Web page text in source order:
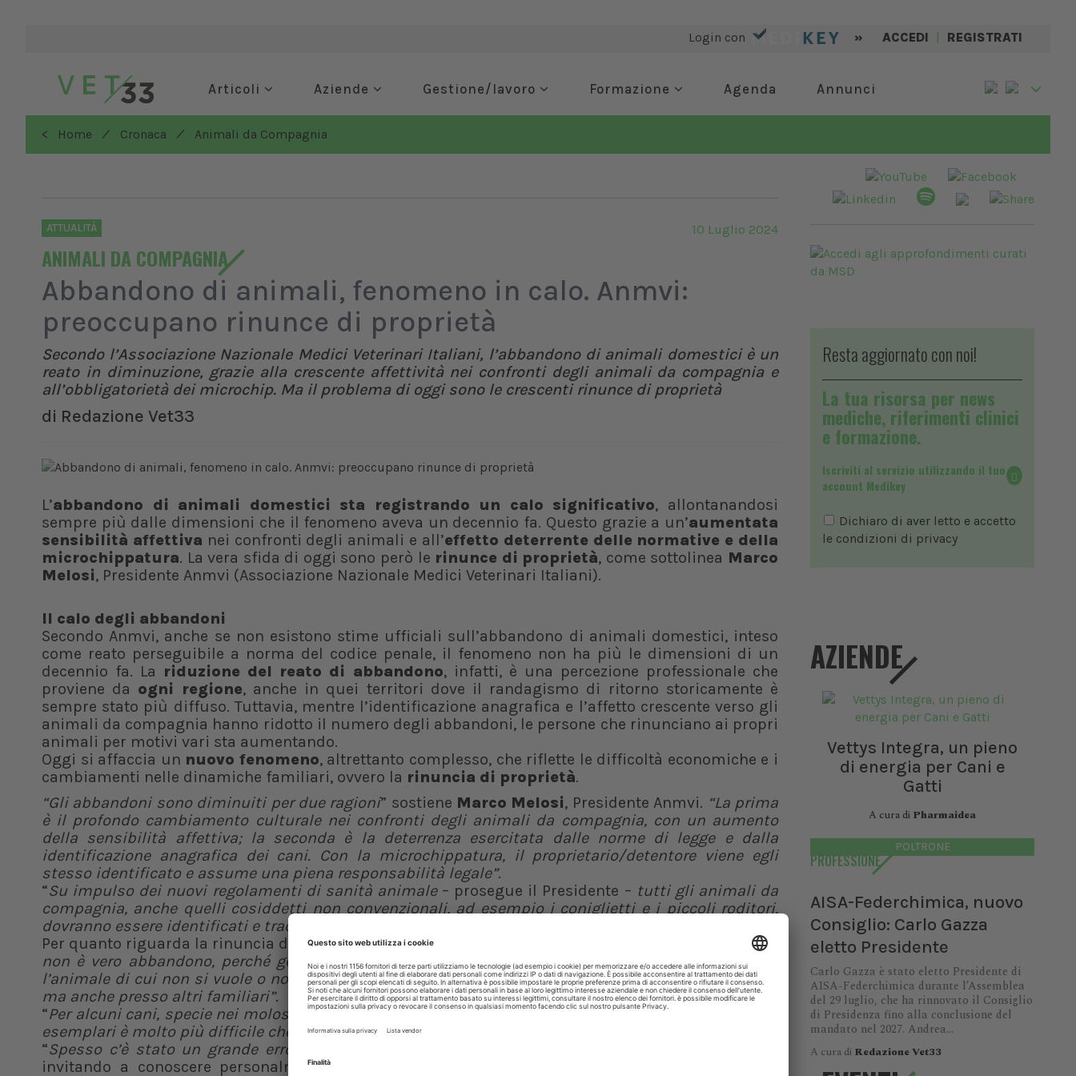
Login con » ACCEDI | REGISTRATI
Articoli Aziende Gestione/lavoro Formazione Agenda Annunci
< Home / Cronaca / Animali da Compagnia
ATTUALITÀ
ANIMALI DA COMPAGNIA
10 Luglio 2024
Abbandono di animali, fenomeno in calo. Anmvi:
preoccupano rinunce di proprietà
Secondo l’Associazione Nazionale Medici Veterinari Italiani, l’abbandono di animali domestici è un
reato in diminuzione, grazie alla crescente affettività nei confronti degli animali da compagnia e
all’obbligatorietà dei microchip. Ma il problema di oggi sono le crescenti rinunce di proprietà
di Redazione Vet33
L’abbandono di animali domestici sta registrando un calo significativo, allontanandosi
sempre più dalle dimensioni che il fenomeno aveva un decennio fa. Questo grazie a un’aumentata
sensibilità affettiva nei confronti degli animali e all’effetto deterrente delle normative e della
microchippatura. La vera sfida di oggi sono però le rinunce di proprietà, come sottolinea Marco
Melosi, Presidente Anmvi (Associazione Nazionale Medici Veterinari Italiani).
Il calo degli abbandoni
Secondo Anmvi, anche se non esistono stime ufficiali sull’abbandono di animali domestici, inteso
come reato perseguibile a norma del codice penale, il fenomeno non ha più le dimensioni di un
decennio fa. La riduzione del reato di abbandono, infatti, è una percezione professionale che
proviene da ogni regione, anche in quei territori dove il randagismo di ritorno storicamente è
sempre stato più diffuso. Tuttavia, mentre l’identificazione anagrafica e l’affetto crescente verso gli
animali da compagnia hanno ridotto il numero degli abbandoni, le persone che rinunciano ai propri
animali per motivi vari sta aumentando.
Oggi si affaccia un nuovo fenomeno, altrettanto complesso, che riflette le difficoltà economiche e i
cambiamenti nelle dinamiche familiari, ovvero la rinuncia di proprietà.
“Gli abbandoni sono diminuiti per due ragioni” sostiene Marco Melosi, Presidente Anmvi. “La prima
è il profondo cambiamento culturale nei confronti degli animali da compagnia, con un aumento
della sensibilità affettiva; la seconda è la deterrenza esercitata dalle norme di legge e dalla
identificazione anagrafica dei cani. Con la microchippatura, il proprietario/detentore viene egli
stesso identificato e assume una piena responsabilità legale”.
“Su impulso dei nuovi regolamenti di sanità animale – prosegue il Presidente – tutti gli animali da
compagnia, anche quelli cosiddetti non convenzionali, ad esempio i coniglietti e i piccoli roditori,
dovranno essere identificati e tracciati. È una forma di tutela per l’animale”.
Per quanto riguarda la rinuncia di proprietà, invece, Melosi spiega che “p
er la giurisprudenza questo
non è vero abbandono, perché generalmente si cerca di trovare una sistemazione alternativa per
l’animale di cui non si vuole o non si può più prendersi cura, prevalentemente nei canili e nei rifugi
ma anche presso altri familiari”.
“Per alcuni cani, specie nei molossoidi, la rinuncia è un problema aggravato dal fatto che per questi
esemplari è molto più difficile che l’adozione vada a buon fine”
“Spesso c’è stato un grande errore di valutazione nell’acquisto o nell’adozione”
invitando a conoscere personalmente il cane, visitando l’allevamento o il canile e seguendo i
Resta aggiornato con noi!
La tua risorsa per news
mediche, riferimenti clinici
e formazione.
Iscriviti al servizio utilizzando il tuo
account Medikey
Dichiaro di aver letto e accetto
le condizioni di privacy
AZIENDE
Vettys Integra, un pieno
di energia per Cani e
Gatti
A cura di Pharmaidea
POLTRONE
PROFESSIONE
AISA-Federchimica, nuovo
Consiglio: Carlo Gazza
eletto Presidente
Carlo Gazza è stato eletto Presidente di
AISA-Federchimica durante l’Assemblea
del 29 luglio, che ha rinnovato il Consiglio
di Presidenza fino alla conclusione del
mandato nel 2027. Andrea...
A cura di Redazione Vet33